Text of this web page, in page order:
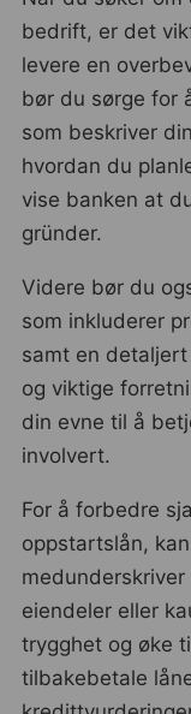
bedrift, er det
levere en
bør du sørge for
som beskriver
hvordan du
vise banken at
gründer.
Videre bør du
som inkluderer
samt en
og viktige
din evne til å
involvert.
For å forbedre
oppstartslån,
eiendeler eller
trygghet og øke
tilbakebetale